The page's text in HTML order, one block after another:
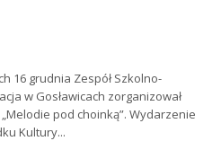
16 grudnia Zespół Szkolno-
w Gosławicach zorganizował
pod choinką”. Wydarzenie
Kultury...